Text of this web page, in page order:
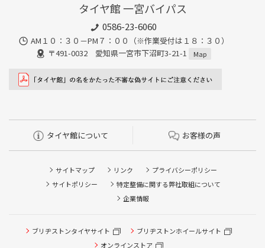
タイヤ館 一宮バイパス
0586-23-6060
AM１０：３０－PM７：００（※作業受付は１８：３０）
〒491-0032 愛知県一宮市下沼町3-21-1
Map
タイヤ館について お客様の声
サイトマップ リンク
プライバシーポリシー
サイトポリシー
特定整備に関する弊社取組について
企業情報
ブリヂストンタイヤサイト
ブリヂストンホイールサイト
オンラインストア
タイヤ点検・安全点検/タイヤ履き替え/オイル交換/その他
ピット作業の予約